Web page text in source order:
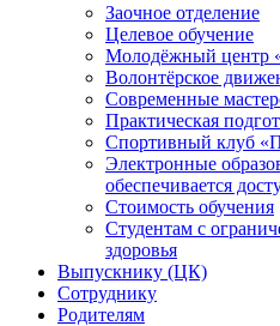
Заочное отделение
Целевое обучение
Молодёжный центр
Волонтёрское
Современные
Практическая
Спортивный клуб
Электронные
обеспечивается
Стоимость обучения
Студентам с
здоровья
Выпускнику (ЦК)
Сотруднику
Родителям